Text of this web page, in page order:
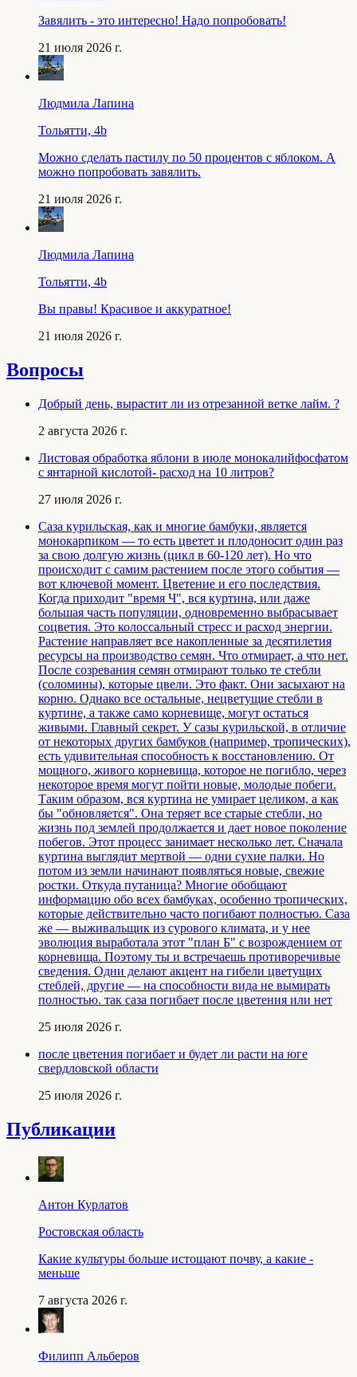
Завялить - это интересно! Надо попробовать!
21 июля 2026 г.
Людмила Лапина
Тольятти, 4b
Можно сделать пастилу по 50 процентов с яблоком. А
можно попробовать завялить.
21 июля 2026 г.
Людмила Лапина
Тольятти, 4b
Вы правы! Красивое и аккуратное!
21 июля 2026 г.
Вопросы
Добрый день, вырастит ли из отрезанной ветке лайм. ?
2 августа 2026 г.
Листовая обработка яблони в июле монокалийфосфатом
с янтарной кислотой- расход на 10 литров?
27 июля 2026 г.
Саза курильская, как и многие бамбуки, является
монокарпиком — то есть цветет и плодоносит один раз
за свою долгую жизнь (цикл в 60-120 лет). Но что
происходит с самим растением после этого события —
вот ключевой момент. Цветение и его последствия.
Когда приходит "время Ч", вся куртина, или даже
большая часть популяции, одновременно выбрасывает
соцветия. Это колоссальный стресс и расход энергии.
Растение направляет все накопленные за десятилетия
ресурсы на производство семян. Что отмирает, а что нет.
После созревания семян отмирают только те стебли
(соломины), которые цвели. Это факт. Они засыхают на
корню. Однако все остальные, нецветущие стебли в
куртине, а также само корневище, могут остаться
живыми. Главный секрет. У сазы курильской, в отличие
от некоторых других бамбуков (например, тропических),
есть удивительная способность к восстановлению. От
мощного, живого корневища, которое не погибло, через
некоторое время могут пойти новые, молодые побеги.
Таким образом, вся куртина не умирает целиком, а как
бы "обновляется". Она теряет все старые стебли, но
жизнь под землей продолжается и дает новое поколение
побегов. Этот процесс занимает несколько лет. Сначала
куртина выглядит мертвой — одни сухие палки. Но
потом из земли начинают появляться новые, свежие
ростки. Откуда путаница? Многие обобщают
информацию обо всех бамбуках, особенно тропических,
которые действительно часто погибают полностью. Саза
же — выживальщик из сурового климата, и у нее
эволюция выработала этот "план Б" с возрождением от
корневища. Поэтому ты и встречаешь противоречивые
сведения. Одни делают акцент на гибели цветущих
стеблей, другие — на способности вида не вымирать
полностью. так саза погибает после цветения или нет
25 июля 2026 г.
после цветения погибает и будет ли расти на юге
свердловской области
25 июля 2026 г.
Публикации
Антон Курлатов
Ростовская область
Какие культуры больше истощают почву, а какие -
меньше
7 августа 2026 г.
Филипп Альберов